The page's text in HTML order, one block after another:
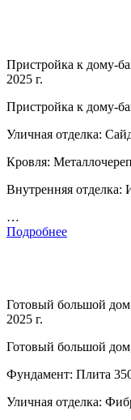
Пристройка к дому-
2025 г.
Пристройка к дому-
Уличная отделка:
Кровля:
Внутренняя отделка:
…
Подробнее
Готовый большой
2025 г.
Готовый большой
Фундамент: Плита
Уличная отделка: